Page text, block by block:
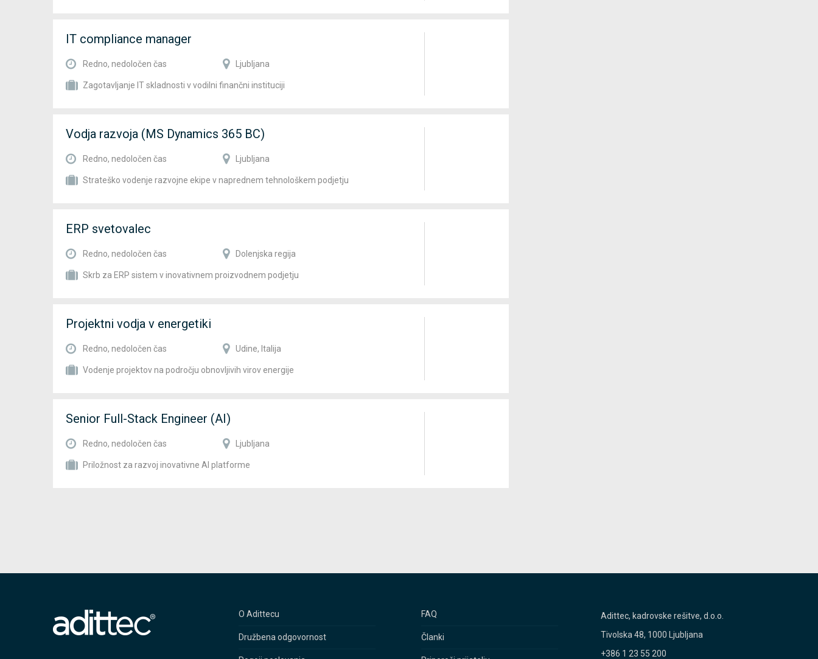
IT compliance manager
Redno, nedoločen čas Ljubljana
Zagotavljanje IT skladnosti v vodilni finančni instituciji
Vodja razvoja (MS Dynamics 365 BC)
Redno, nedoločen čas Ljubljana
Strateško vodenje razvojne ekipe v naprednem tehnološkem podjetju
ERP svetovalec
Redno, nedoločen čas Dolenjska regija
Skrb za ERP sistem v inovativnem proizvodnem podjetju
Projektni vodja v energetiki
Redno, nedoločen čas Udine, Italija
Vodenje projektov na področju obnovljivih virov energije
Senior Full-Stack Engineer (AI)
Redno, nedoločen čas Ljubljana
Priložnost za razvoj inovativne AI platforme
O Adittecu
Družbena odgovornost
FAQ
Članki
Adittec, kadrovske rešitve, d.o.o.
Tivolska 48, 1000 Ljubljana
+386 1 23 55 200